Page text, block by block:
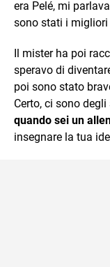
era Pelé, mi
sono stati i migliori
Il mister ha poi
speravo di
poi sono stato
Certo, ci sono
quando sei un
insegnare la tua